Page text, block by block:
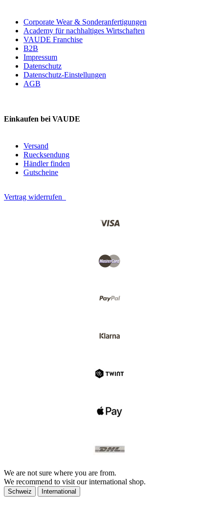
Corporate Wear & Sonderanfertigungen
Academy für nachhaltiges Wirtschaften
VAUDE Franchise
B2B
Impressum
Datenschutz
Datenschutz-Einstellungen
AGB
Einkaufen bei VAUDE
Versand
Ruecksendung
Händler finden
Gutscheine
Vertrag widerrufen
We are not sure where you are from.
We recommend to visit our international shop.
Schweiz International